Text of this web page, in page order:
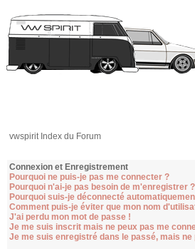
vwspirit Index du Forum
Connexion et Enregistrement
Pourquoi ne puis-je pas me connecter ?
Pourquoi n'ai-je pas besoin de m'enregistrer ?
Pourquoi suis-je déconnecté
Comment puis-je éviter que mon nom
J'ai perdu mon mot de passe !
Je me suis inscrit mais ne peux pas me
Je me suis enregistré dans le passé, mais